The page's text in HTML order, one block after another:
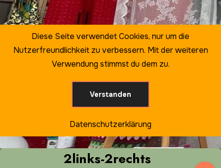
Zum
Inhalt
2links-2rechts
Diese Seite verwendet Cookies, nur um die
Nutzerfreundlichkeit zu verbessern. Mit der weiteren
Verwendung stimmst du dem zu.
Verstanden
Datenschutzerklärung